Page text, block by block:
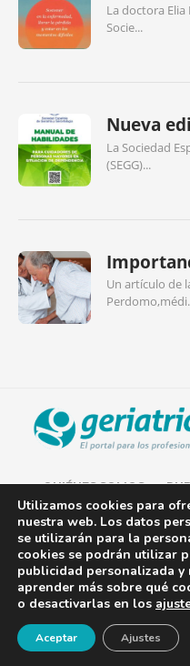
La doctora
Socie...
Nueva
La Sociedad
(SEGG)...
Un artículo de
QUIÉNES SOMOS
AVISO LEGAL
POLÍTICA DE COOKIES
POLÍTICA DE
CONTACTO¡Newsletter!
Utilizamos cookies para
nuestra web. Los datos
se utilizarán para la
cookies se podrán utilizar
publicidad personalizada y
aprender más sobre qué
o desactivarlas en los
Aceptar Ajustes